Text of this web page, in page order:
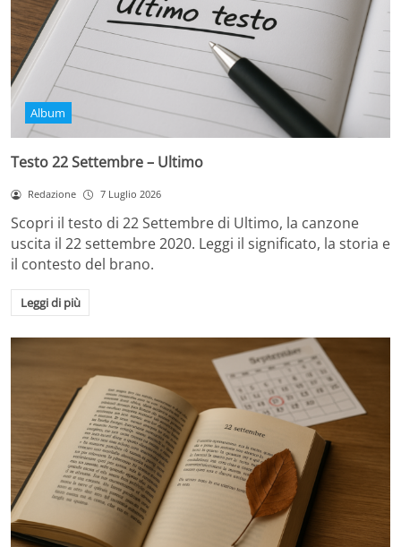
Album
Testo 22 Settembre – Ultimo
Redazione 7 Luglio 2026
Scopri il testo di 22 Settembre di Ultimo, la canzone
uscita il 22 settembre 2020. Leggi il significato, la storia e
il contesto del brano.
Leggi di più